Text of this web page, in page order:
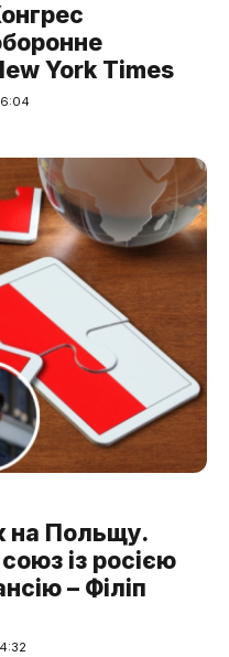
York Times
на Польщу.
із росією
– Філіп